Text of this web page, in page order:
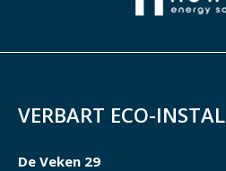
VERBART ECO-INSTAL
De Veken 29